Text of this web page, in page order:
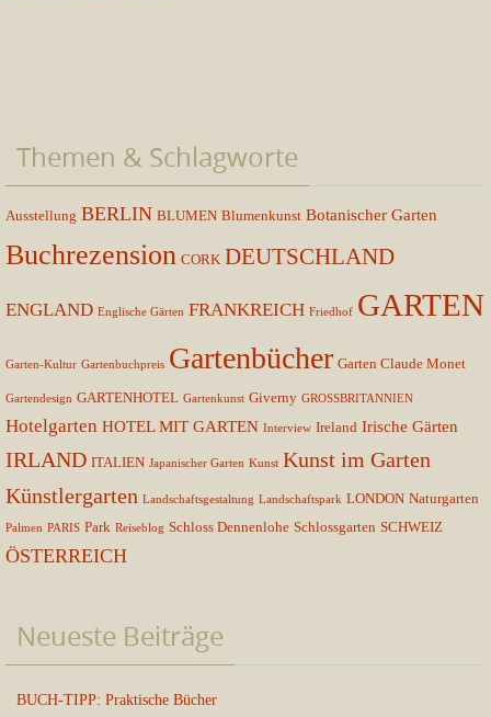
Themen & Schlagworte
Ausstellung BERLIN BLUMEN Blumenkunst Botanischer Garten
Buchrezension CORK DEUTSCHLAND
ENGLAND Englische Gärten FRANKREICH Friedhof GARTEN
Garten-Kultur Gartenbuchpreis Gartenbücher Garten Claude Monet
Gartendesign GARTENHOTEL Gartenkunst Giverny GROSSBRITANNIEN
Hotelgarten HOTEL MIT GARTEN Interview Ireland Irische Gärten
IRLAND ITALIEN Japanischer Garten Kunst Kunst im Garten
Künstlergarten Landschaftsgestaltung Landschaftspark LONDON Naturgarten
Palmen PARIS Park Reiseblog Schloss Dennenlohe Schlossgarten SCHWEIZ
ÖSTERREICH
Neueste Beiträge
BUCH-TIPP: Praktische Bücher